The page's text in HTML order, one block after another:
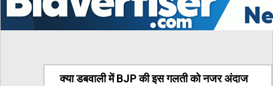
क्या डबवाली में BJP की इस गलती को नजर अंदाज